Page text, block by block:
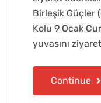
Birleşik Güçler
Kolu 9 Ocak
yuvasını
Continue